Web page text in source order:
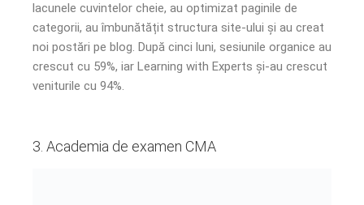
lacunele cuvintelor cheie, au optimizat paginile de
categorii, au îmbunătățit structura site-ului și au creat
noi postări pe blog. După cinci luni, sesiunile organice au
crescut cu 59%, iar Learning with Experts și-au crescut
veniturile cu 94%.
3. Academia de examen CMA